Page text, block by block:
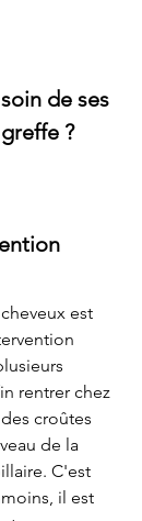
de ses
?
est
rentrer chez
croûtes
de la
C'est
il est